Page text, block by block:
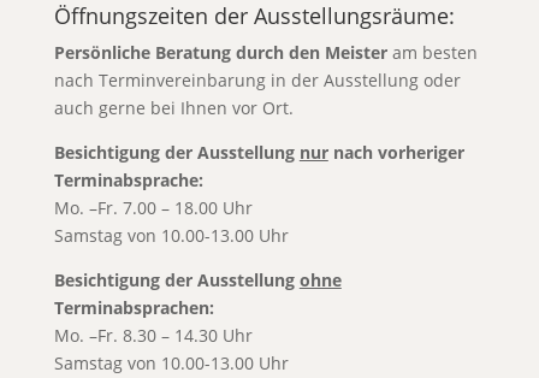
Öffnungszeiten der Ausstellungsräume:
Persönliche Beratung durch den Meister am besten
nach Terminvereinbarungin der Ausstellung oder
auch gerne bei Ihnen vor Ort.
Besichtigung der Ausstellung nurnach vorheriger
Terminabsprache:
Mo. –Fr. 7.00 – 18.00 Uhr
Samstag von 10.00-13.00 Uhr
Besichtigung der Ausstellung ohne
Terminabsprachen:
Mo. –Fr. 8.30 – 14.30 Uhr
Samstag von 10.00-13.00 Uhr